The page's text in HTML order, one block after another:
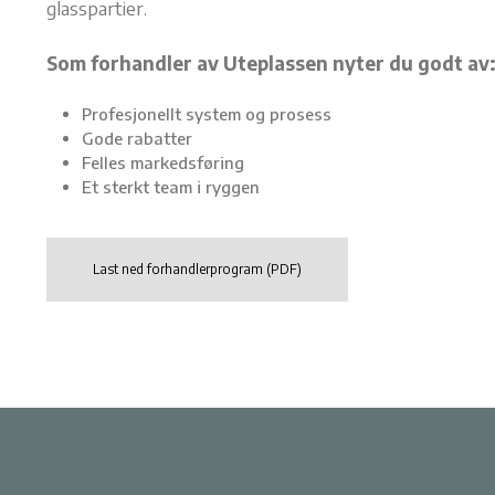
glasspartier.
Som forhandler av Uteplassen nyter du godt av:
Profesjonellt system og prosess
Gode rabatter
Felles markedsføring
Et sterkt team i ryggen
Last ned forhandlerprogram (PDF)